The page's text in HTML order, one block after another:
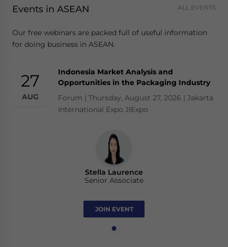
Events in ASEAN ALL EVENTS
Our free webinars are packed full of useful information
for doing business in ASEAN.
27
AUG
Indonesia Market Analysis and
Opportunities in the Packaging Industry
Forum | Thursday, August 27, 2026 | Jakarta
International Expo JIExpo
Stella Laurence
Senior Associate
JOIN EVENT